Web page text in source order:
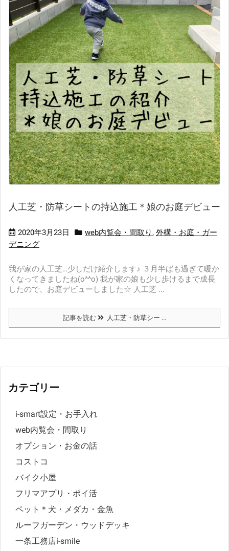
人工芝・防草シートの持込施工＊娘のお庭デビュー
2020年3月23日 web内覧会・間取り , 外構・お庭・ガー
デニング
我が家の人工芝…少しだけ紹介します♪ ３月半ばも過ぎて暖か
くなってきましたね(o^^o) 我が家の娘も少し歩けるまで成長
したので、お庭デビューしました☆ 人工芝 ...
記事を読む 人工芝・防草シー ...
カテゴリー
i-smart設定・お手入れ
web内覧会・間取り
オプション・お金の話
コストコ
バイク小屋
フリマアプリ・ポイ活
ペット＊犬・メダカ・金魚
ルーフガーデン・ウッドデッキ
一条工務店i-smile